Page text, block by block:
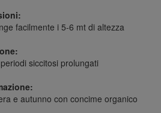
facilmente i 5-6 mt di altezza
siccitosi prolungati
e autunno con concime organico